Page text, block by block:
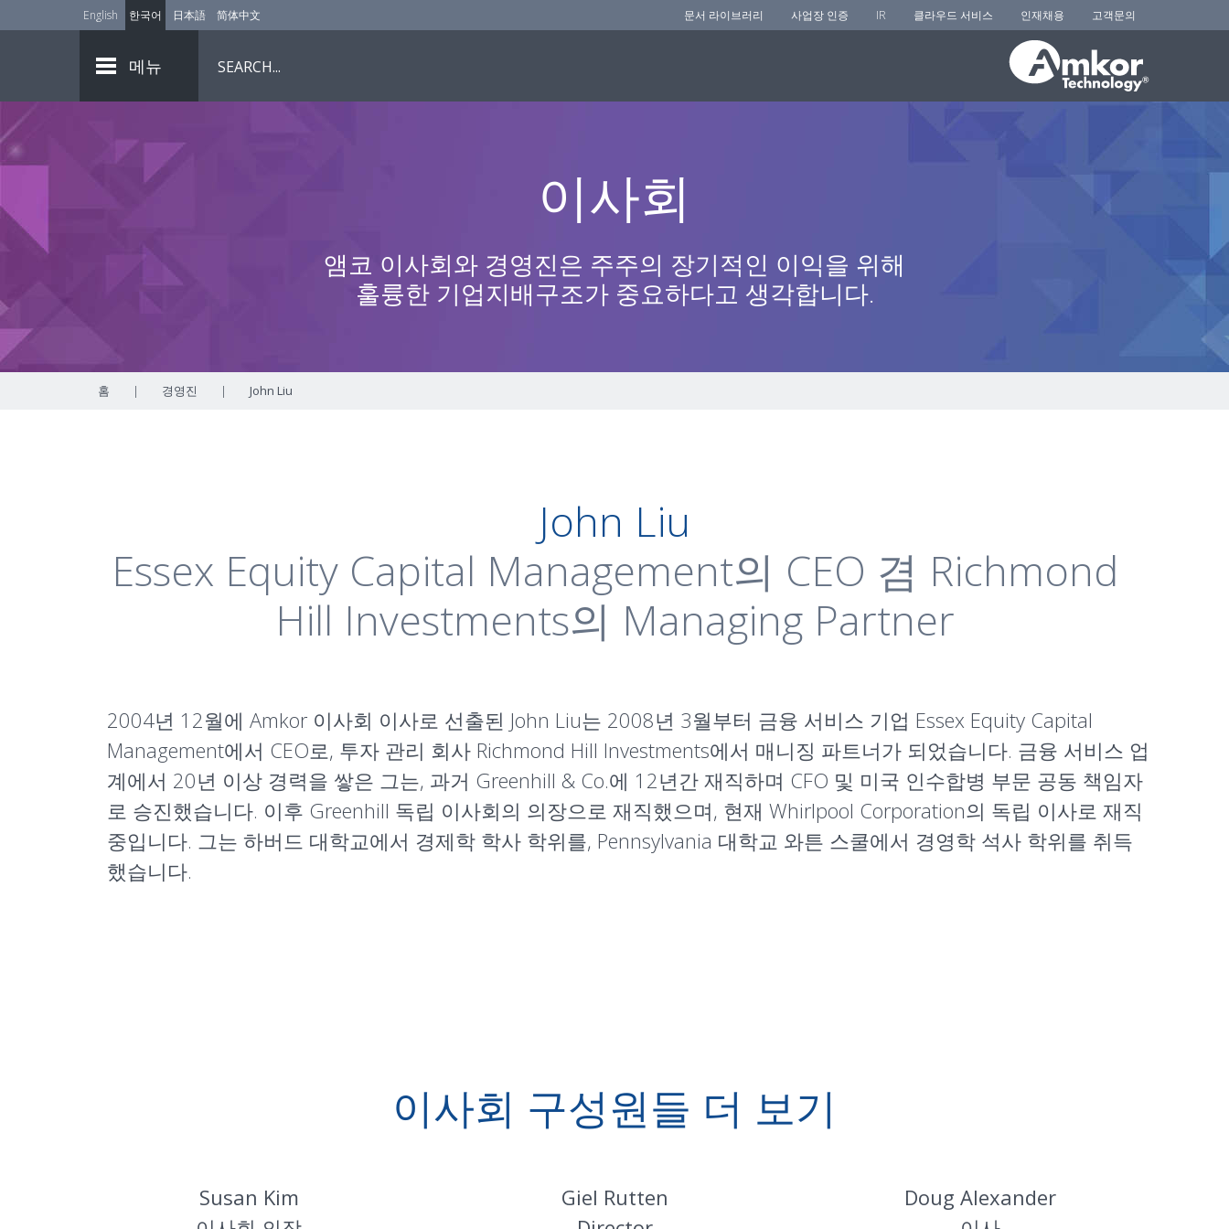
English 한국어 日本語 简体中文 문서 라이브러리 사업장 인증 IR 클라우드 서비스 인재채용 고객문의
메뉴
이사회
앰코 이사회와 경영진은 주주의 장기적인 이익을 위해
훌륭한 기업지배구조가 중요하다고 생각합니다.
홈 | 경영진 | John Liu
John Liu
Essex Equity Capital Management의 CEO 겸 Richmond
Hill Investments의 Managing Partner
2004년 12월에 Amkor 이사회 이사로 선출된 John Liu는 2008년 3월부터 금융 서비스 기업 Essex Equity Capital
Management에서 CEO로, 투자 관리 회사 Richmond Hill Investments에서 매니징 파트너가 되었습니다. 금융 서비스 업
계에서 20년 이상 경력을 쌓은 그는, 과거 Greenhill & Co.에 12년간 재직하며 CFO 및 미국 인수합병 부문 공동 책임자
로 승진했습니다. 이후 Greenhill 독립 이사회의 의장으로 재직했으며, 현재 Whirlpool Corporation의 독립 이사로 재직
중입니다. 그는 하버드 대학교에서 경제학 학사 학위를, Pennsylvania 대학교 와튼 스쿨에서 경영학 석사 학위를 취득
했습니다.
이사회 구성원들 더 보기
Susan Kim
Giel Rutten
Doug Alexander